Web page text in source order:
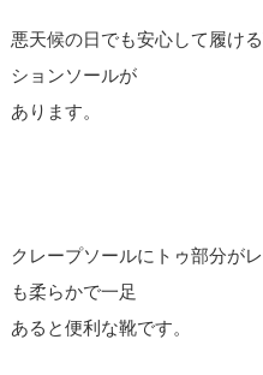
悪天候の日でも安心して履け
ションソールが
あります。
クレープソールにトゥ部分が
も柔らかで一足
あると便利な靴です。